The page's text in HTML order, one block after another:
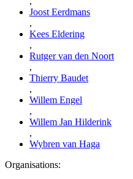
Joost Eerdmans
,
Kees Eldering
,
Rutger van den Noort
,
Thierry Baudet
,
Willem Engel
,
Willem Jan Hilderink
,
Wybren van Haga
Organisations: